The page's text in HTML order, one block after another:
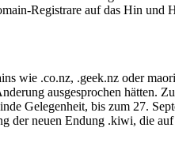
Registrare auf das Hin und
wie .co.nz, .geek.nz oder
ausgesprochen hätten.
Gelegenheit, bis zum 27.
der neuen Endung .kiwi, die